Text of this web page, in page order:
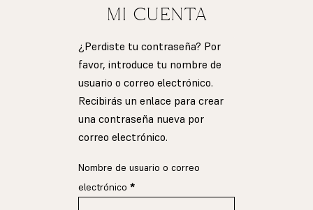
Mi cuenta
¿Perdiste tu contraseña? Por
favor, introduce tu nombre de
usuario o correo electrónico.
Recibirás un enlace para crear
una contraseña nueva por
correo electrónico.
Nombre de usuario o correo
electrónico *